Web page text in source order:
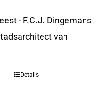
- F.C.J. Dingemans
van
Details